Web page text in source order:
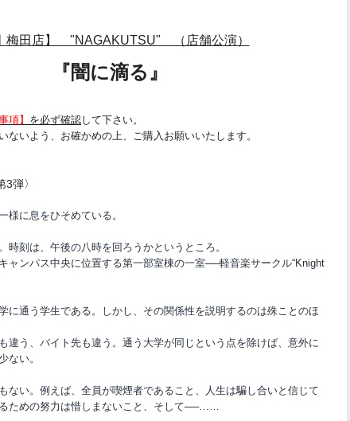
梅田店】 "NAGAKUTSU" （店舗公演）
『闇に滴る』
項】 を必ず確認して下さい。
ないよう、 お確かめの上、ご購入お願いいたします。
3弾〉
様に息をひそめている。
時刻は、午後の八時を回ろうかというところ。
ャンパス中央に位置する第一部室棟の一室──軽音楽サークル“Knight
に通う学生である。しかし、その関係性を説明するのは殊ことのほ
違う、バイト先も違う。通う大学が同じという点を除けば、意外に
ない。
ない。例えば、全員が喫煙者であること、人生は騙し合いと信じて
ための努力は惜しまないこと、そして──……